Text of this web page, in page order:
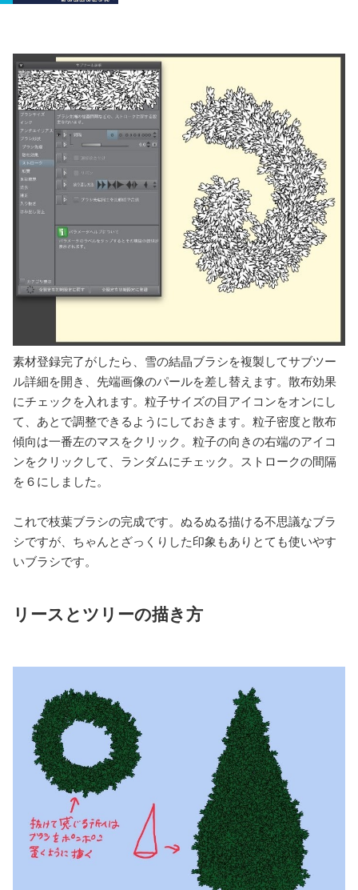
素材登録完了がしたら、雪の結晶ブラシを複製してサブツー
ル詳細を開き、先端画像のパールを差し替えます。散布効果
にチェックを入れます。粒子サイズの目アイコンをオンにし
て、あとで調整できるようにしておきます。粒子密度と散布
傾向は一番左のマスをクリック。粒子の向きの右端のアイコ
ンをクリックして、ランダムにチェック。ストロークの間隔
を６にしました。
これで枝葉ブラシの完成です。ぬるぬる描ける不思議なブラ
シですが、ちゃんとざっくりした印象もありとても使いやす
いブラシです。
リースとツリーの描き方